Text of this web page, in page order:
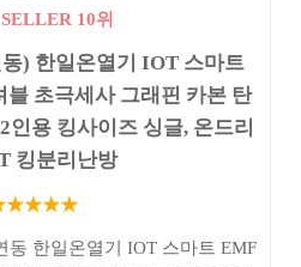
10위
) 한일온열기 IOT 스마트
초극세사 그래핀 카본 탄
인용 킹사이즈 싱글, 온드리
킹분리난방
동 한일온열기 IOT 스마트 EMF